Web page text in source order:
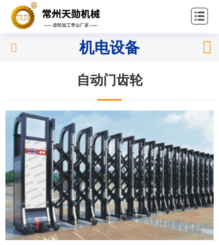
站首
关
于我
产
系我
机电设备
自动门齿轮